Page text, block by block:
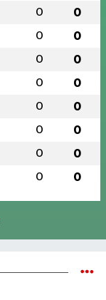
0 0
0 0
0 0
0 0
0 0
0 0
0 0
0 0